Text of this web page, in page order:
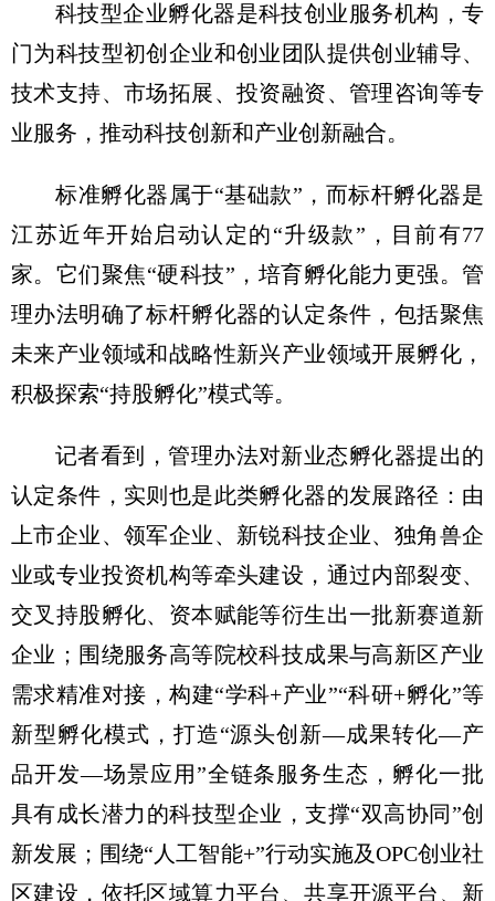
科技型企业孵化器是科技创业服务机构，专
门为科技型初创企业和创业团队提供创业辅导、
技术支持、市场拓展、投资融资、管理咨询等专
业服务，推动科技创新和产业创新融合。
标准孵化器属于“基础款”，而标杆孵化器是
江苏近年开始启动认定的“升级款”，目前有77
家。它们聚焦“硬科技”，培育孵化能力更强。管
理办法明确了标杆孵化器的认定条件，包括聚焦
未来产业领域和战略性新兴产业领域开展孵化，
积极探索“持股孵化”模式等。
记者看到，管理办法对新业态孵化器提出的
认定条件，实则也是此类孵化器的发展路径：由
上市企业、领军企业、新锐科技企业、独角兽企
业或专业投资机构等牵头建设，通过内部裂变、
交叉持股孵化、资本赋能等衍生出一批新赛道新
企业；围绕服务高等院校科技成果与高新区产业
需求精准对接，构建“学科+产业”“科研+孵化”等
新型孵化模式，打造“源头创新—成果转化—产
品开发—场景应用”全链条服务生态，孵化一批
具有成长潜力的科技型企业，支撑“双高协同”创
新发展；围绕“人工智能+”行动实施及OPC创业社
区建设，依托区域算力平台、共享开源平台、新